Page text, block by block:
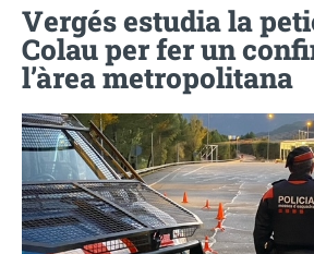
Vergés estudia la
Colau per fer un
l’àrea metropolitana